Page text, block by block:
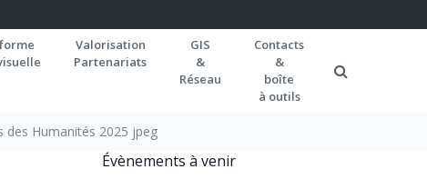
Valorisation
Partenariats
GIS
&
Réseau
Contacts
&
boîte
à outils
des Humanités 2025 jpeg
Évènements à venir